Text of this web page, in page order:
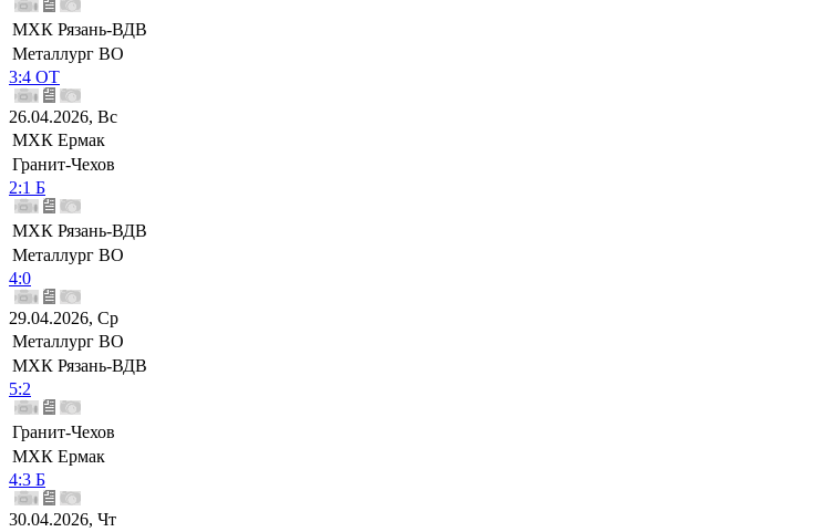
МХК Рязань-ВДВ
Металлург ВО
3:4 ОТ
26.04.2026, Вс
МХК Ермак
Гранит-Чехов
2:1 Б
МХК Рязань-ВДВ
Металлург ВО
4:0
29.04.2026, Ср
Металлург ВО
МХК Рязань-ВДВ
5:2
Гранит-Чехов
МХК Ермак
4:3 Б
30.04.2026, Чт